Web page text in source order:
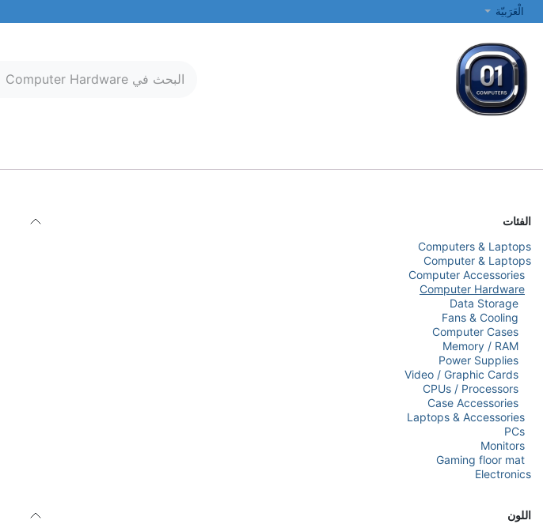
تخطي للذهاب إلى المحتوى
الْعَرَبيّة
الفئات
Computers & Laptops
Computer & Laptops
Computer Accessories
Computer Hardware
Data Storage
Fans & Cooling
Computer Cases
Memory / RAM
Power Supplies
Video / Graphic Cards
CPUs / Processors
Case Accessories
Laptops & Accessories
PCs
Monitors
Gaming floor mat
Electronics
اللون